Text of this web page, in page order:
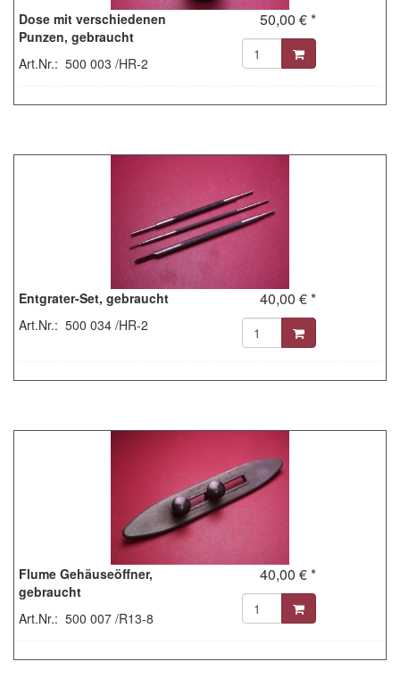
Dose mit verschiedenen
Punzen, gebraucht
Art.Nr.: 500 003 /HR-2
50,00 € *
Entgrater-Set, gebraucht
Art.Nr.: 500 034 /HR-2
40,00 € *
Flume Gehäuseöffner,
gebraucht
Art.Nr.: 500 007 /R13-8
40,00 € *